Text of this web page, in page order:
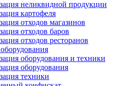
неликвидной продукции
картофеля
отходов магазинов
отходов баров
отходов ресторанов
оборудования и техники
оборудования
техники